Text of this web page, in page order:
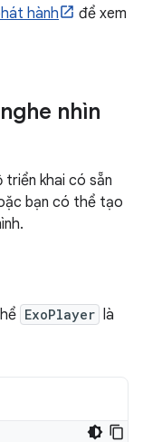
hành
để xem
nhìn
triển khai có sẵn
bạn có thể tạo
ExoPlayer là